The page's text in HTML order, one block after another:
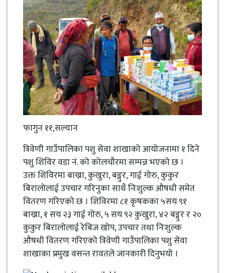
फागुन ११,सल्यान
त्रिवेणी गाउँपालिका पशु सेवा शाखाको आयोजनामा १ दिने
पशु शिविर वडा नं. को कोलचौरमा सम्पन्न भएको छ ।
उक्त शिविरमा बाख्रा, कुखुरा, बङ्गुर, गाई गोरु, कुकुर
बिरालोलाई उपचार गरिनुका साथै निःशुल्क औषधी समेत
वितरण गरिएको छ । शिविरमा ८१ कृषकका ५सय ९१
बाख्रा, १ सय २३ गाई गोरु, ५ सय ९२ कुखुरा, ४२ बङ्गुर र २०
कुकुर बिरालोलाई रेबिज खोप, उपचार तथा निःशुल्क
औषधी वितरण गरिएको त्रिवेणी गाउँपालिका पशु सेवा
शाखाका प्रमुख वसन्त रावतले जानकारी दिनुभयो ।